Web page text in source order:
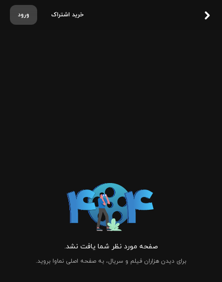
ورود خرید اشتراک
صفحه مورد نظر شما یافت نشد.
برای دیدن هزاران فیلم و سریال، به صفحه اصلی نماوا بروید.